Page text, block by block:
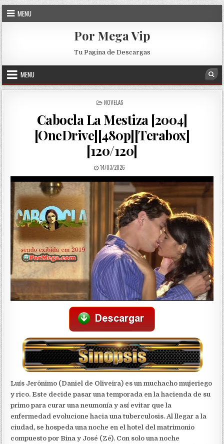
Skip to content
MENU
Por Mega Vip
Tu Pagina de Descargas
MENU
POSTED IN
NOVELAS
Cabocla La Mestiza [2004]
[OneDrive][480p][Terabox]
[120/120]
PUBLISHED DATE:
14/03/2026
Luís Jerônimo (Daniel de Oliveira) es un muchacho mujeriego
y rico. Este decide pasar una temporada en la hacienda de su
primo para curar una neumonía y así evitar que la
enfermedad evolucione hacia una tuberculosis. Al llegar a la
ciudad, se hospeda una noche en el hotel del matrimonio
compuesto por Bina y José (Zé). Con solo una noche